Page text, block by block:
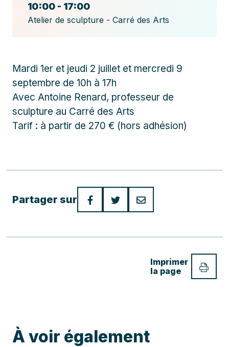
10:00 - 17:00
Atelier de sculpture - Carré des Arts
Mardi 1er et jeudi 2 juillet et mercredi 9
septembre de 10h à 17h
Avec Antoine Renard, professeur de
sculpture au Carré des Arts
Tarif : à partir de 270 € (hors adhésion)
Partager sur
Imprimer
la page
À voir également